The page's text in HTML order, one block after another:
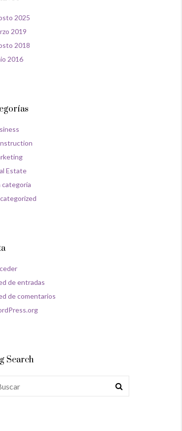
2025
2019
2018
2016
Estate
categoría
de entradas
de comentarios
Search